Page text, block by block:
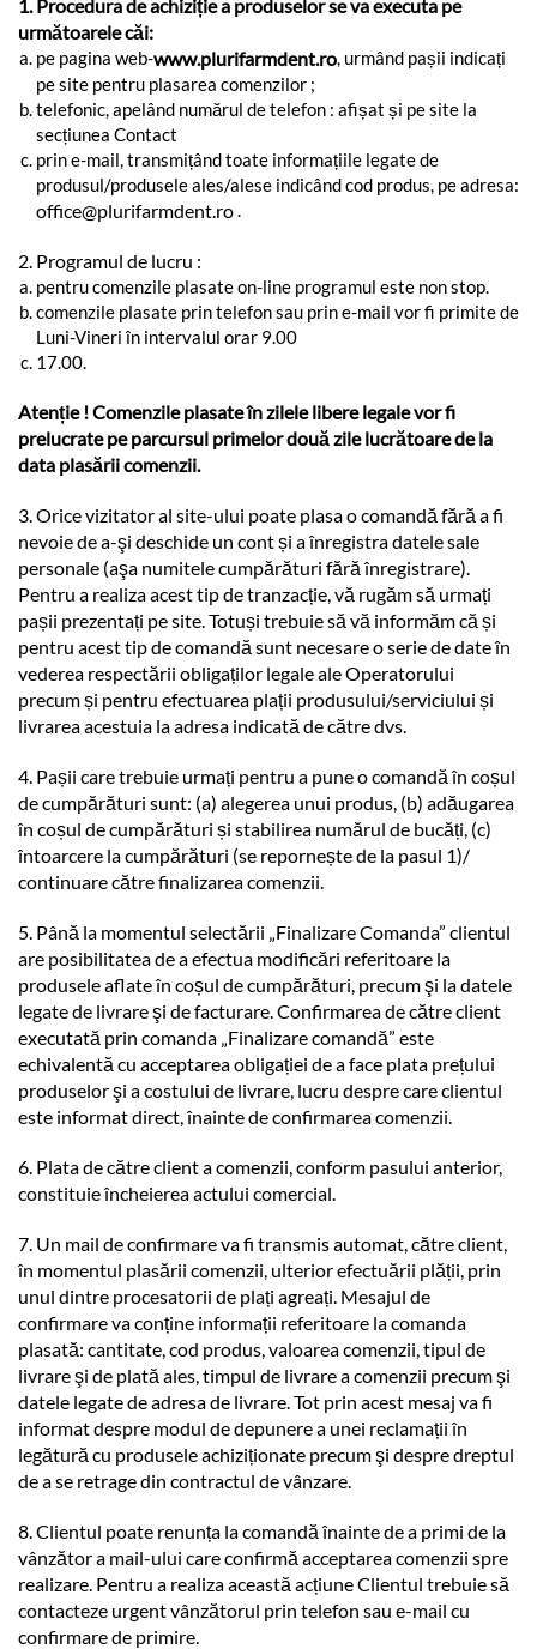
1. Procedura de achiziție a produselor se va executa pe
următoarele căi:
pe pagina web-www.plurifarmdent.ro, urmând pașii indicați
pe site pentru plasarea comenzilor ;
telefonic, apelând numărul de telefon : afișat și pe site la
secțiunea Contact
prin e-mail, transmițând toate informațiile legate de
produsul/produsele ales/alese indicând cod produs, pe adresa:
office@plurifarmdent.ro.
2. Programul de lucru :
pentru comenzile plasate on-line programul este non stop.
comenzile plasate prin telefon sau prin e-mail vor fi primite de
Luni-Vineri în intervalul orar 9.00
17.00.
Atenție ! Comenzile plasate în zilele libere legale vor fi
prelucrate pe parcursul primelor două zile lucrătoare de la
data plasării comenzii.
3. Orice vizitator al site-ului poate plasa o comandă fără a fi
nevoie de a-şi deschide un cont și a înregistra datele sale
personale (aşa numitele cumpărături fără înregistrare).
Pentru a realiza acest tip de tranzacție, vă rugăm să urmați
pașii prezentați pe site. Totuși trebuie să vă informăm că și
pentru acest tip de comandă sunt necesare o serie de date în
vederea respectării obligaților legale ale Operatorului
precum și pentru efectuarea plații produsului/serviciului și
livrarea acestuia la adresa indicată de către dvs.
4. Pașii care trebuie urmați pentru a pune o comandă în coșul
de cumpărături sunt: (a) alegerea unui produs, (b) adăugarea
în coșul de cumpărături și stabilirea numărul de bucăți, (c)
întoarcere la cumpărături (se repornește de la pasul 1)/
continuare către finalizarea comenzii.
5. Până la momentul selectării „Finalizare Comanda” clientul
are posibilitatea de a efectua modificări referitoare la
produsele aflate în coșul de cumpărături, precum şi la datele
legate de livrare şi de facturare. Confirmarea de către client
executată prin comanda „Finalizare comandă” este
echivalentă cu acceptarea obligației de a face plata prețului
produselor şi a costului de livrare, lucru despre care clientul
este informat direct, înainte de confirmarea comenzii.
6. Plata de către client a comenzii, conform pasului anterior,
constituie încheierea actului comercial.
7. Un mail de confirmare va fi transmis automat, către client,
în momentul plasării comenzii, ulterior efectuării plății, prin
unul dintre procesatorii de plați agreați. Mesajul de
confirmare va conține informații referitoare la comanda
plasată: cantitate, cod produs, valoarea comenzii, tipul de
livrare şi de plată ales, timpul de livrare a comenzii precum şi
datele legate de adresa de livrare. Tot prin acest mesaj va fi
informat despre modul de depunere a unei reclamații în
legătură cu produsele achiziționate precum şi despre dreptul
de a se retrage din contractul de vânzare.
8. Clientul poate renunța la comandă înainte de a primi de la
vânzător a mail-ului care confirmă acceptarea comenzii spre
realizare. Pentru a realiza această acțiune Clientul trebuie să
contacteze urgent vânzătorul prin telefon sau e-mail cu
confirmare de primire.